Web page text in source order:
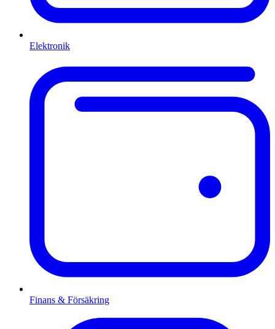
Elektronik
Finans & Försäkring